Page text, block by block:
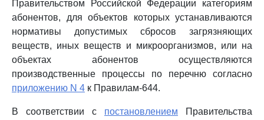
Правительством Российской Федерации категориям
абонентов, для объектов которых устанавливаются
нормативы допустимых сбросов загрязняющих
веществ, иных веществ и микроорганизмов, или на
объектах абонентов осуществляются
производственные процессы по перечню согласно
приложению N 4 к Правилам-644.
В соответствии с постановлением Правительства